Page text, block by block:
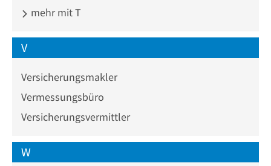
mehr mit T
V
Versicherungsmakler
Vermessungsbüro
Versicherungsvermittler
W